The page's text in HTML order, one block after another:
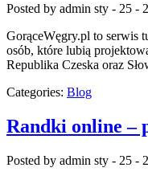
Posted by admin sty - 25 -
GorąceWęgry.pl to serwis
osób, które lubią
Republika Czeska oraz
Categories: Blog
Randki online –
Posted by admin sty - 25 -